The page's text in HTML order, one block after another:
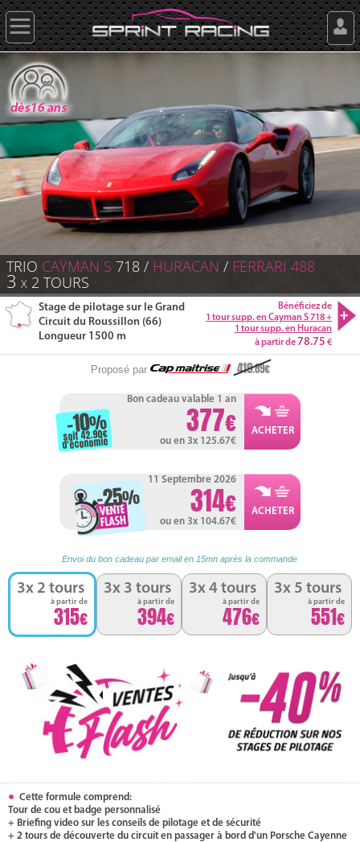
TRIO CAYMAN S 718 / HURACAN / FERRARI 488
3 X 2 TOURS
Bénéficiez de
1 tour supp. en Cayman S 718 +
1 tour supp. en Huracan
à partir de 78.75
Stage de pilotage sur le Grand
Circuit du Roussillon (66)
Longueur 1500 m
Proposé par 419.89
Bon cadeau valable 1 an
377
ou en 3x 125.67
-10%
soit 42.90
d'économie
11 Septembre 2026
314
ou en 3x 104.67
-25%
Envoi du bon cadeau par email en 15mn après la commande
3x 2 tours
à partir de
315
3x 3 tours
à partir de
394
3x 4 tours
à partir de
476
3x 5 tours
à partir de
551
Cette formule comprend:
Tour de cou et badge personnalisé
+ Briefing video sur les conseils de pilotage et de sécurité
+ 2 tours de découverte du circuit en passager à bord d'un Porsche Cayenne